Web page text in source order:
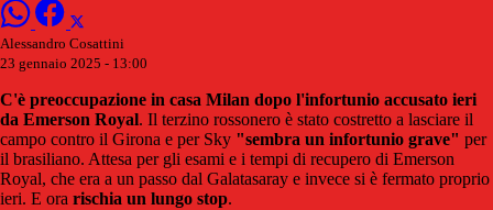
Alessandro Cosattini
23 gennaio 2025 - 13:00
C'è preoccupazione in casa Milan dopo l'infortunio accusato ieri
da Emerson Royal. Il terzino rossonero è stato costretto a lasciare il
campo contro il Girona e per Sky "sembra un infortunio grave" per
il brasiliano. Attesa per gli esami e i tempi di recupero di Emerson
Royal, che era a un passo dal Galatasaray e invece si è fermato proprio
ieri. E ora rischia un lungo stop.